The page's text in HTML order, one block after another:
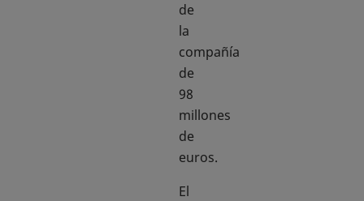
de
la
compañía
de
98
millones
de
euros.
El